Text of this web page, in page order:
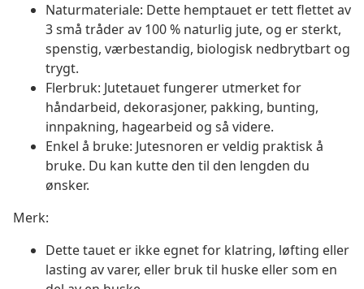
Naturmateriale: Dette hemptauet er tett flettet av
3 små tråder av 100 % naturlig jute, og er sterkt,
spenstig, værbestandig, biologisk nedbrytbart og
trygt.
Flerbruk: Jutetauet fungerer utmerket for
håndarbeid, dekorasjoner, pakking, bunting,
innpakning, hagearbeid og så videre.
Enkel å bruke: Jutesnoren er veldig praktisk å
bruke. Du kan kutte den til den lengden du
ønsker.
Merk:
Dette tauet er ikke egnet for klatring, løfting eller
lasting av varer, eller bruk til huske eller som en